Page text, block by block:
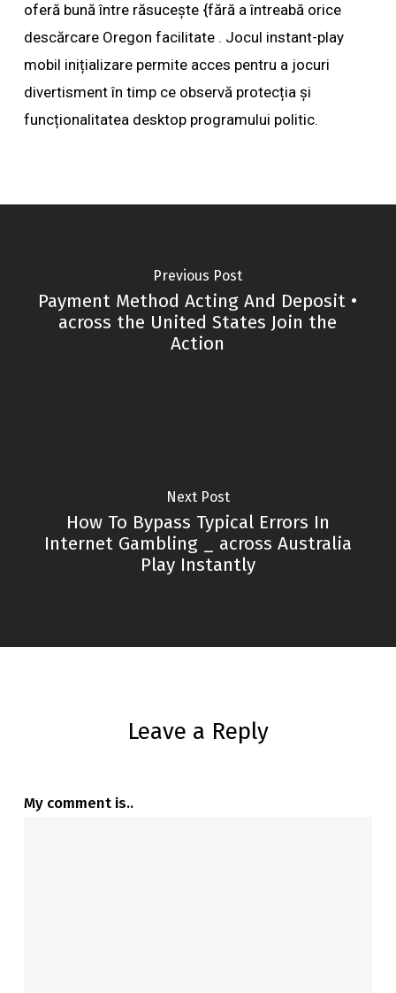
oferă bună între răsucește {fără a întreabă orice
descărcare Oregon facilitate . Jocul instant-play
mobil inițializare permite acces pentru a jocuri
divertisment în timp ce observă protecția și
funcționalitatea desktop programului politic.
Previous Post
Payment Method Acting And Deposit •
across the United States Join the
Action
Next Post
How To Bypass Typical Errors In
Internet Gambling _ across Australia
Play Instantly
Leave a Reply
My comment is..